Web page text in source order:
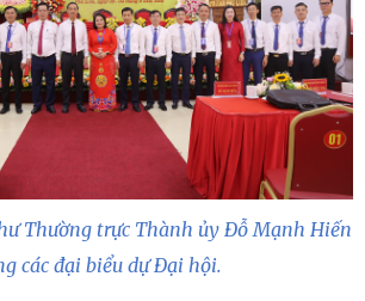
Thường trực Thành ủy Đỗ Mạnh Hiến
các đại biểu dự Đại hội.